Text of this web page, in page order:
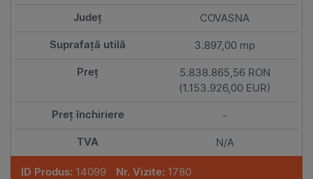
COVASNA
3.897,00 mp
5.838.865,56 RON
(1.153.926,00 EUR)
-
N/A
ID Produs: 14099 Nr. Vizite: 1780